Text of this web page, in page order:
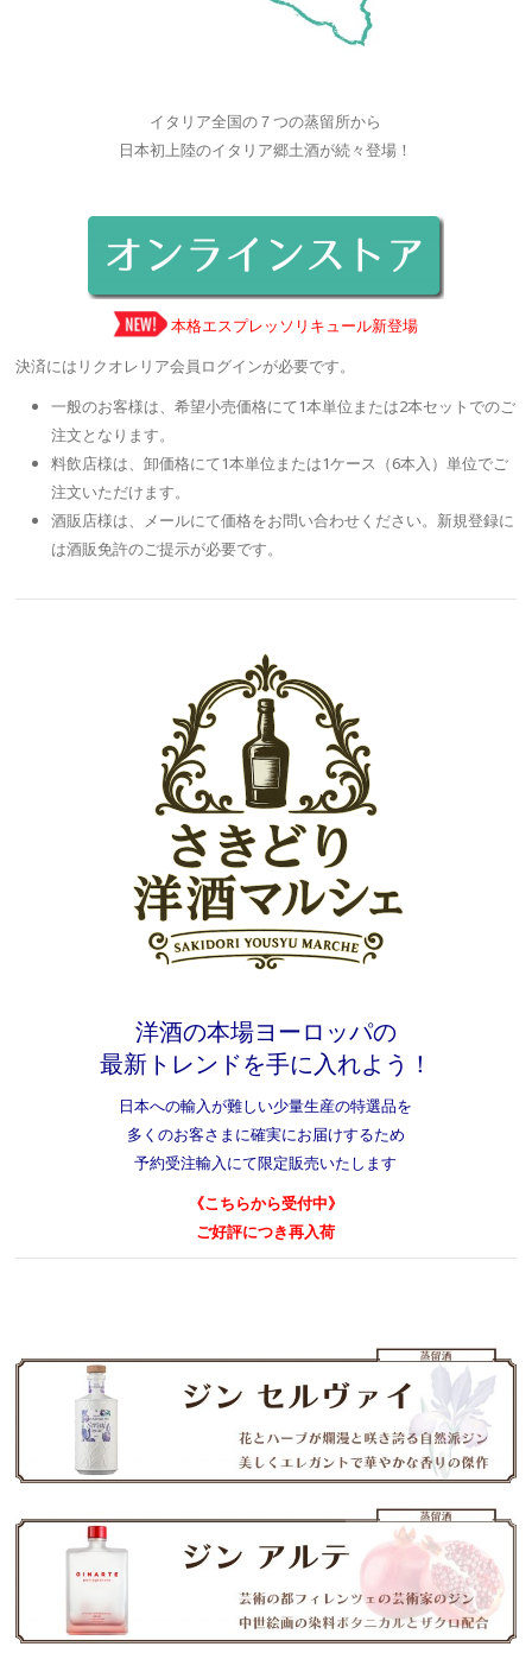
イタリア全国の７つの蒸留所から
日本初上陸のイタリア郷土酒が続々登場！
本格エスプレッソリキュール新登場
決済にはリクオレリア会員ログインが必要です。
一般のお客様は、希望小売価格にて1本単位または2本セットでのご
注文となります。
料飲店様は、卸価格にて1本単位または1ケース（6本入）単位でご
注文いただけます。
酒販店様は、メールにて価格をお問い合わせください。新規登録に
は酒販免許のご提示が必要です。
洋酒の本場ヨーロッパの
最新トレンドを手に入れよう！
日本への輸入が難しい少量生産の特選品を
多くのお客さまに確実にお届けするため
予約受注輸入にて限定販売いたします
《こちらから受付中》
ご好評につき再入荷